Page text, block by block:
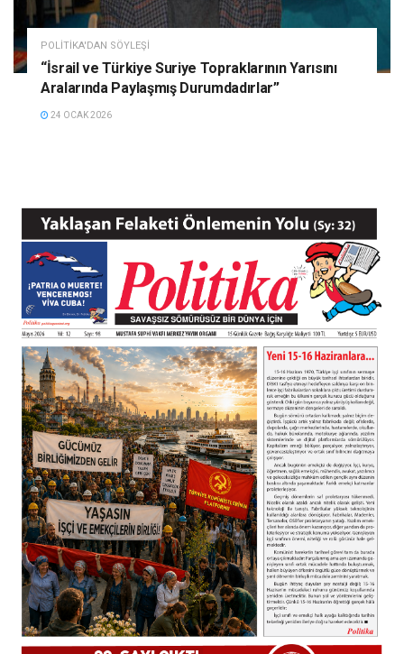
POLITIKA'DAN SÖYLEŞI
“İsrail ve Türkiye Suriye Topraklarının Yarısını
Aralarında Paylaşmış Durumdadırlar”
24 OCAK 2026